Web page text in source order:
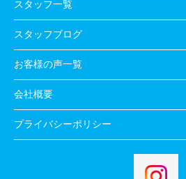
スタッフ一覧
スタッフブログ
お客様の声一覧
会社概要
プライバシーポリシー